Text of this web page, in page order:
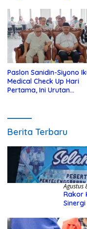
Paslon Sanidin-Siyono
Medical Check Up Hari
Pertama, Ini Urutan
Berita Terbaru
Agustus
Rakor